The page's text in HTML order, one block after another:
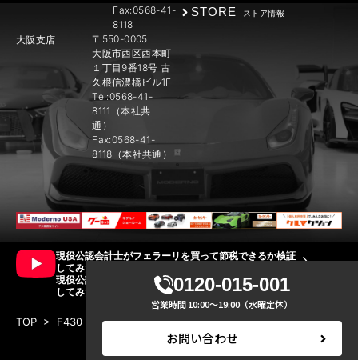
Fax:0568-41-
8118
大阪支店
〒550-0005
大阪市西区西本町
１丁目9番18号 古
久根信濃橋ビル1F
Tel:0568-41-
8111（本社共
通）
Fax:0568-41-
8118（本社共通）
STORE ストア情報
現役公認会計士がフェラーリを買って節税できるか検証
してみた!! 前編
現役公認会計士がフェラーリを買って節税できるか検証
してみた!! 後編
TOP > F430 ロッソスクーデリア>IMG_9999
0120-015-001
営業時間 10:00～19:00（水曜定休）
お問い合わせ